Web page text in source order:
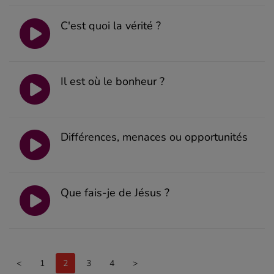
C'est quoi la vérité ?
Il est où le bonheur ?
Différences, menaces ou opportunités
Que fais-je de Jésus ?
< 1 2 3 4 >